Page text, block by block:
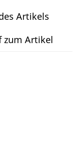
Artikels
zum Artikel